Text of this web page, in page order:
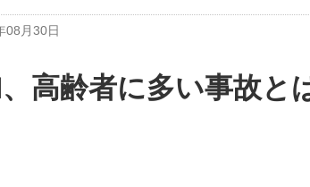
08月30日
高齢者に多い事故と